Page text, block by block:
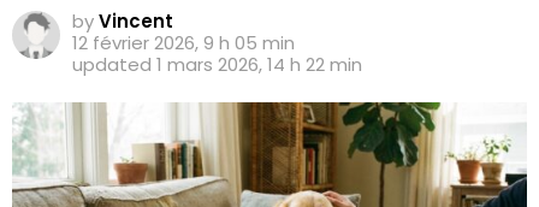
byVincent
12 février 2026, 9 h 05 min
updated 1 mars 2026, 14 h 22 min